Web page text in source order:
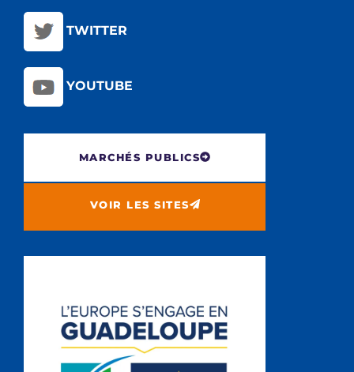
TWITTER
YOUTUBE
MARCHÉS PUBLICS
VOIR LES SITES